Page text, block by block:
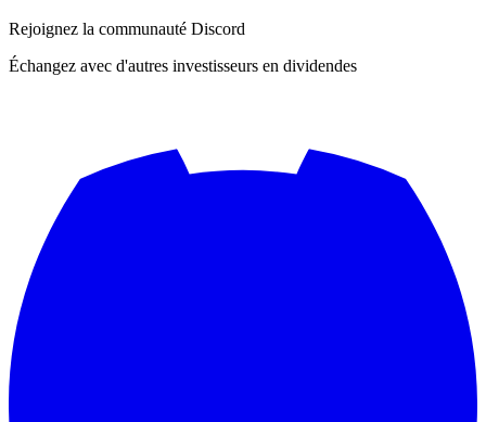
Rejoignez la communauté Discord
Échangez avec d'autres investisseurs en dividendes